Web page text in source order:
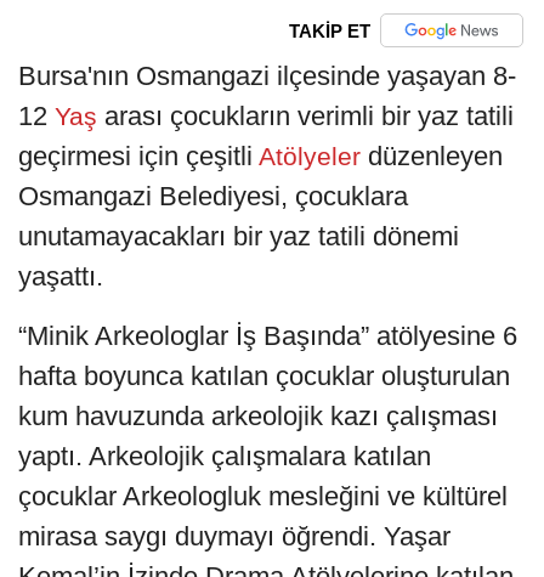
TAKİP ET
Bursa'nın Osmangazi ilçesinde yaşayan 8-
12 Yaş arası çocukların verimli bir yaz tatili
geçirmesi için çeşitli Atölyeler düzenleyen
Osmangazi Belediyesi, çocuklara
unutamayacakları bir yaz tatili dönemi
yaşattı.
“Minik Arkeologlar İş Başında” atölyesine 6
hafta boyunca katılan çocuklar oluşturulan
kum havuzunda arkeolojik kazı çalışması
yaptı. Arkeolojik çalışmalara katılan
çocuklar Arkeologluk mesleğini ve kültürel
mirasa saygı duymayı öğrendi. Yaşar